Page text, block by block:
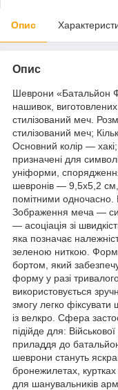
Опис
Опис
Шеврони «Батальйон
нашивок,
стилізований меч.
стилізований меч;
Основний колір —
призначені для
уніформи,
шевронів — 9,5х5,2
помітними одночасно.
Зображення меча —
— асоціація зі
яка позначає
зеленою ниткою.
бортом, який
форму у разі
використовується
змогу легко фіксувати
із велкро. Сфера
підійде для:
приладдя до
шеврони стануть
бронежилетах,
для шанувальників